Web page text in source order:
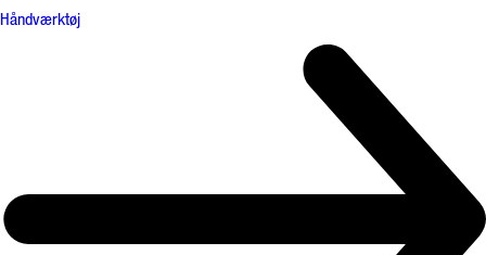
Håndværktøj